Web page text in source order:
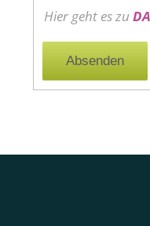
Hier geht es zu
Absenden